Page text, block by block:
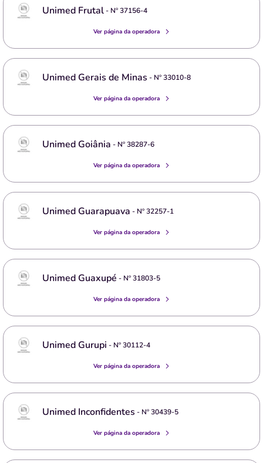
Unimed Frutal- Nº37156-4
Ver página da operadora
Unimed Gerais de Minas - Nº33010-8
Ver página da operadora
Unimed Goiânia - Nº38287-6
Ver página da operadora
Unimed Guarapuava - Nº32257-1
Ver página da operadora
Unimed Guaxupé - Nº31803-5
Ver página da operadora
Unimed Gurupi - Nº30112-4
Ver página da operadora
Unimed Inconfidentes - Nº30439-5
Ver página da operadora